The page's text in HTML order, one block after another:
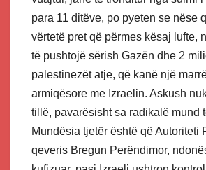
para 11 ditëve, po pyeten se nëse
vërtetë pret që përmes kësaj lufte,
të pushtojë sërish Gazën dhe 2
palestinezët atje, që kanë një
armiqësore me Izraelin. Askush
tillë, pavarësisht sa radikalë mund
Mundësia tjetër është që Autoriteti
qeveris Bregun Perëndimor,